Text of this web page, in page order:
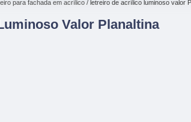
para fachada em acrílico letreiro de acrílico luminoso valor
Valor Planaltina